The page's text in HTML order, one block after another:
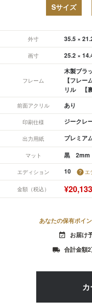
Sサイズ
外寸 35.5 ×
画寸 25.2 ×
フレーム
木製ブラ
【フレ
リル 【
前面アクリル あり
印刷仕様 ジークレ
出力用紙 プレミア
マット 黒 2mm
エディション 10 エ
金額（税込） ¥20,133
あなたの保有ポイ
event_available お届け
local_shipping 合計金額